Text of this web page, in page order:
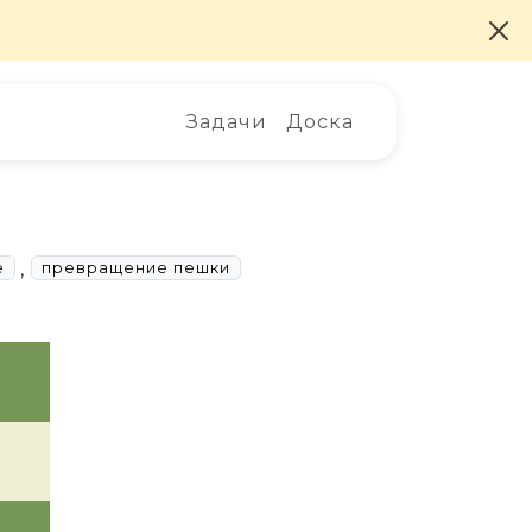
Задачи Доска
, превращение пешки